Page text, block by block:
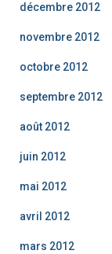
décembre 2012
novembre 2012
octobre 2012
septembre 2012
août 2012
juin 2012
mai 2012
avril 2012
mars 2012